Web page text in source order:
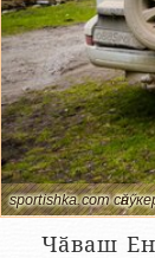
sportishka.com
Чӑваш